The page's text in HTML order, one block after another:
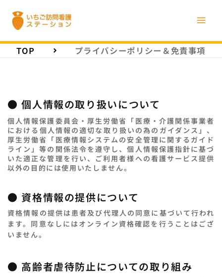
ス
キ
TOP プライバシーポリシー＆免責事項
● 個人情報の取り扱いについて
個人情報保護委員会・厚生労働省「医療・介護関係事業者
における個人情報の適切な取り扱いの為のガイダンス」、
厚生労働省「医療情報システムの安全管理に関するガイド
ライン」等の関係法令を遵守し、個人情報保護指針に基づ
いた適正な管理を行い、ご利用者様への看護サービス提供
以外の目的には使用いたしません。
● 資格情報の提供について
資格情報の提供は患者及び代理人の同意に基づいて行われ
ます。同意なしにはオンライン資格確認を行うことはござ
いません。
● 高齢者虐待防止についての取り組み